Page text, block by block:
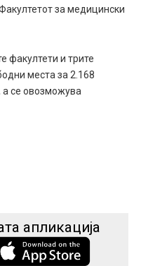
за медицински
факултети и трите
места за 2.168
а се овозможува
апликација